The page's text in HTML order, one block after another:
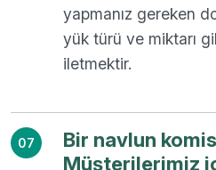
yapmanız gereken
yük türü ve miktarı
iletmektir.
07
Bir navlun
Müşterilerimiz